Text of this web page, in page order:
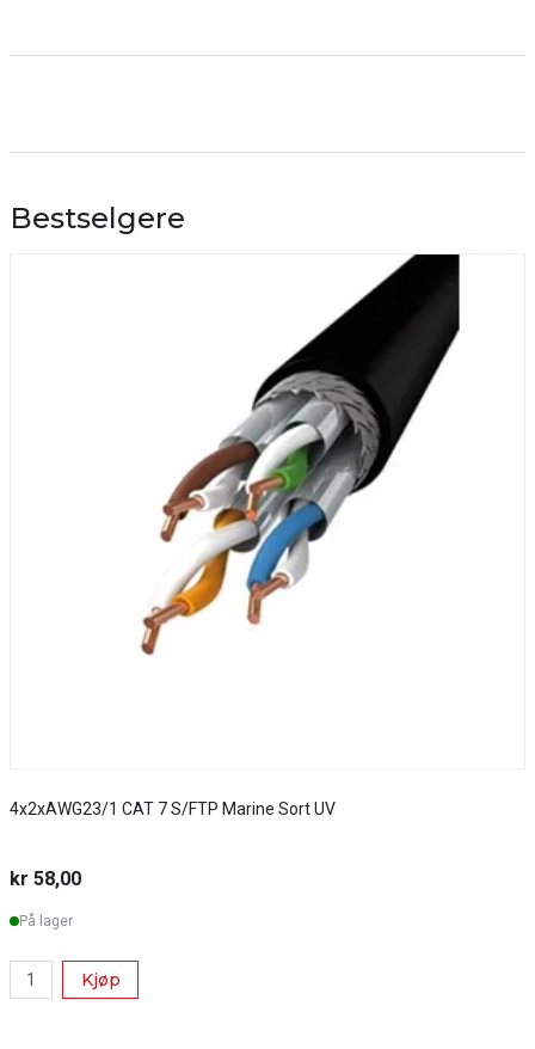
Bestselgere
4x2xAWG23/1 CAT 7 S/FTP Marine Sort UV
kr 58,00
På lager
Kjøp